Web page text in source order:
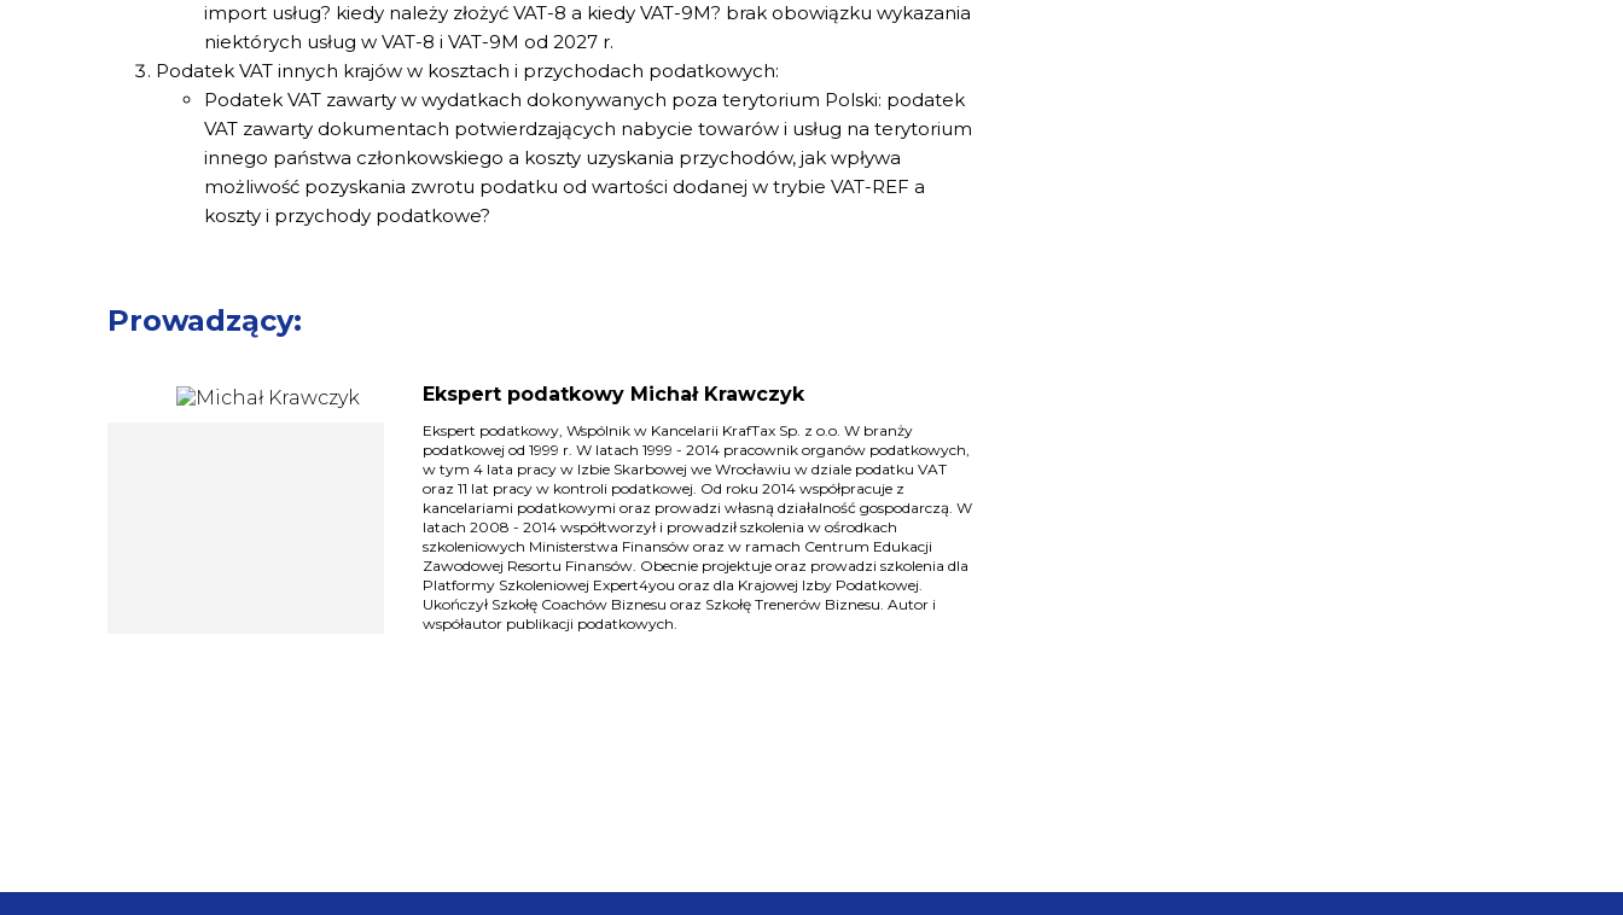
import usług? kiedy należy złożyć VAT-8 a kiedy VAT-9M? brak obowiązku wykazania
niektórych usług w VAT-8 i VAT-9M od 2027 r.
Podatek VAT innych krajów w kosztach i przychodach podatkowych:
Podatek VAT zawarty w wydatkach dokonywanych poza terytorium Polski: podatek
VAT zawarty dokumentach potwierdzających nabycie towarów i usług na terytorium
innego państwa członkowskiego a koszty uzyskania przychodów, jak wpływa
możliwość pozyskania zwrotu podatku od wartości dodanej w trybie VAT-REF a
koszty i przychody podatkowe?
Prowadzący:
Ekspert podatkowy Michał Krawczyk
Ekspert podatkowy, Wspólnik w Kancelarii KrafTax Sp. z o.o. W branży
podatkowej od 1999 r. W latach 1999 - 2014 pracownik organów podatkowych,
w tym 4 lata pracy w Izbie Skarbowej we Wrocławiu w dziale podatku VAT
oraz 11 lat pracy w kontroli podatkowej. Od roku 2014 współpracuje z
kancelariami podatkowymi oraz prowadzi własną działalność gospodarczą. W
latach 2008 - 2014 współtworzył i prowadził szkolenia w ośrodkach
szkoleniowych Ministerstwa Finansów oraz w ramach Centrum Edukacji
Zawodowej Resortu Finansów. Obecnie projektuje oraz prowadzi szkolenia dla
Platformy Szkoleniowej Expert4you oraz dla Krajowej Izby Podatkowej.
Ukończył Szkołę Coachów Biznesu oraz Szkołę Trenerów Biznesu. Autor i
współautor publikacji podatkowych.